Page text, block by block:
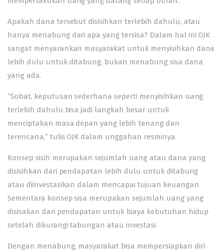
Apakah dana tersebut disisihkan terlebih dahulu, atau
hanya menabung dari apa yang tersisa? Dalam hal ini OJK
sangat menyarankan masyarakat untuk menyisihkan dana
lebih dulu untuk ditabung, bukan menabung sisa dana
yang ada.
“Sobat, keputusan sederhana seperti menyisihkan uang
terlebih dahulu bisa jadi langkah besar untuk
menciptakan masa depan yang lebih tenang dan
terencana,” tulis OJK dalam unggahan resminya.
Konsep sisih merupakan sejumlah uang atau dana yang
disisihkan dari pendapatan lebih dulu untuk ditabung
atau diinvestasikan dalam mencapai tujuan keuangan.
Sementara konsep sisa merupakan sejumlah uang yang
disisakan dari pendapatan untuk biaya kebutuhan hidup
setelah dikurangi tabungan atau investasi.
Dengan menabung, masyarakat bisa mempersiapkan diri